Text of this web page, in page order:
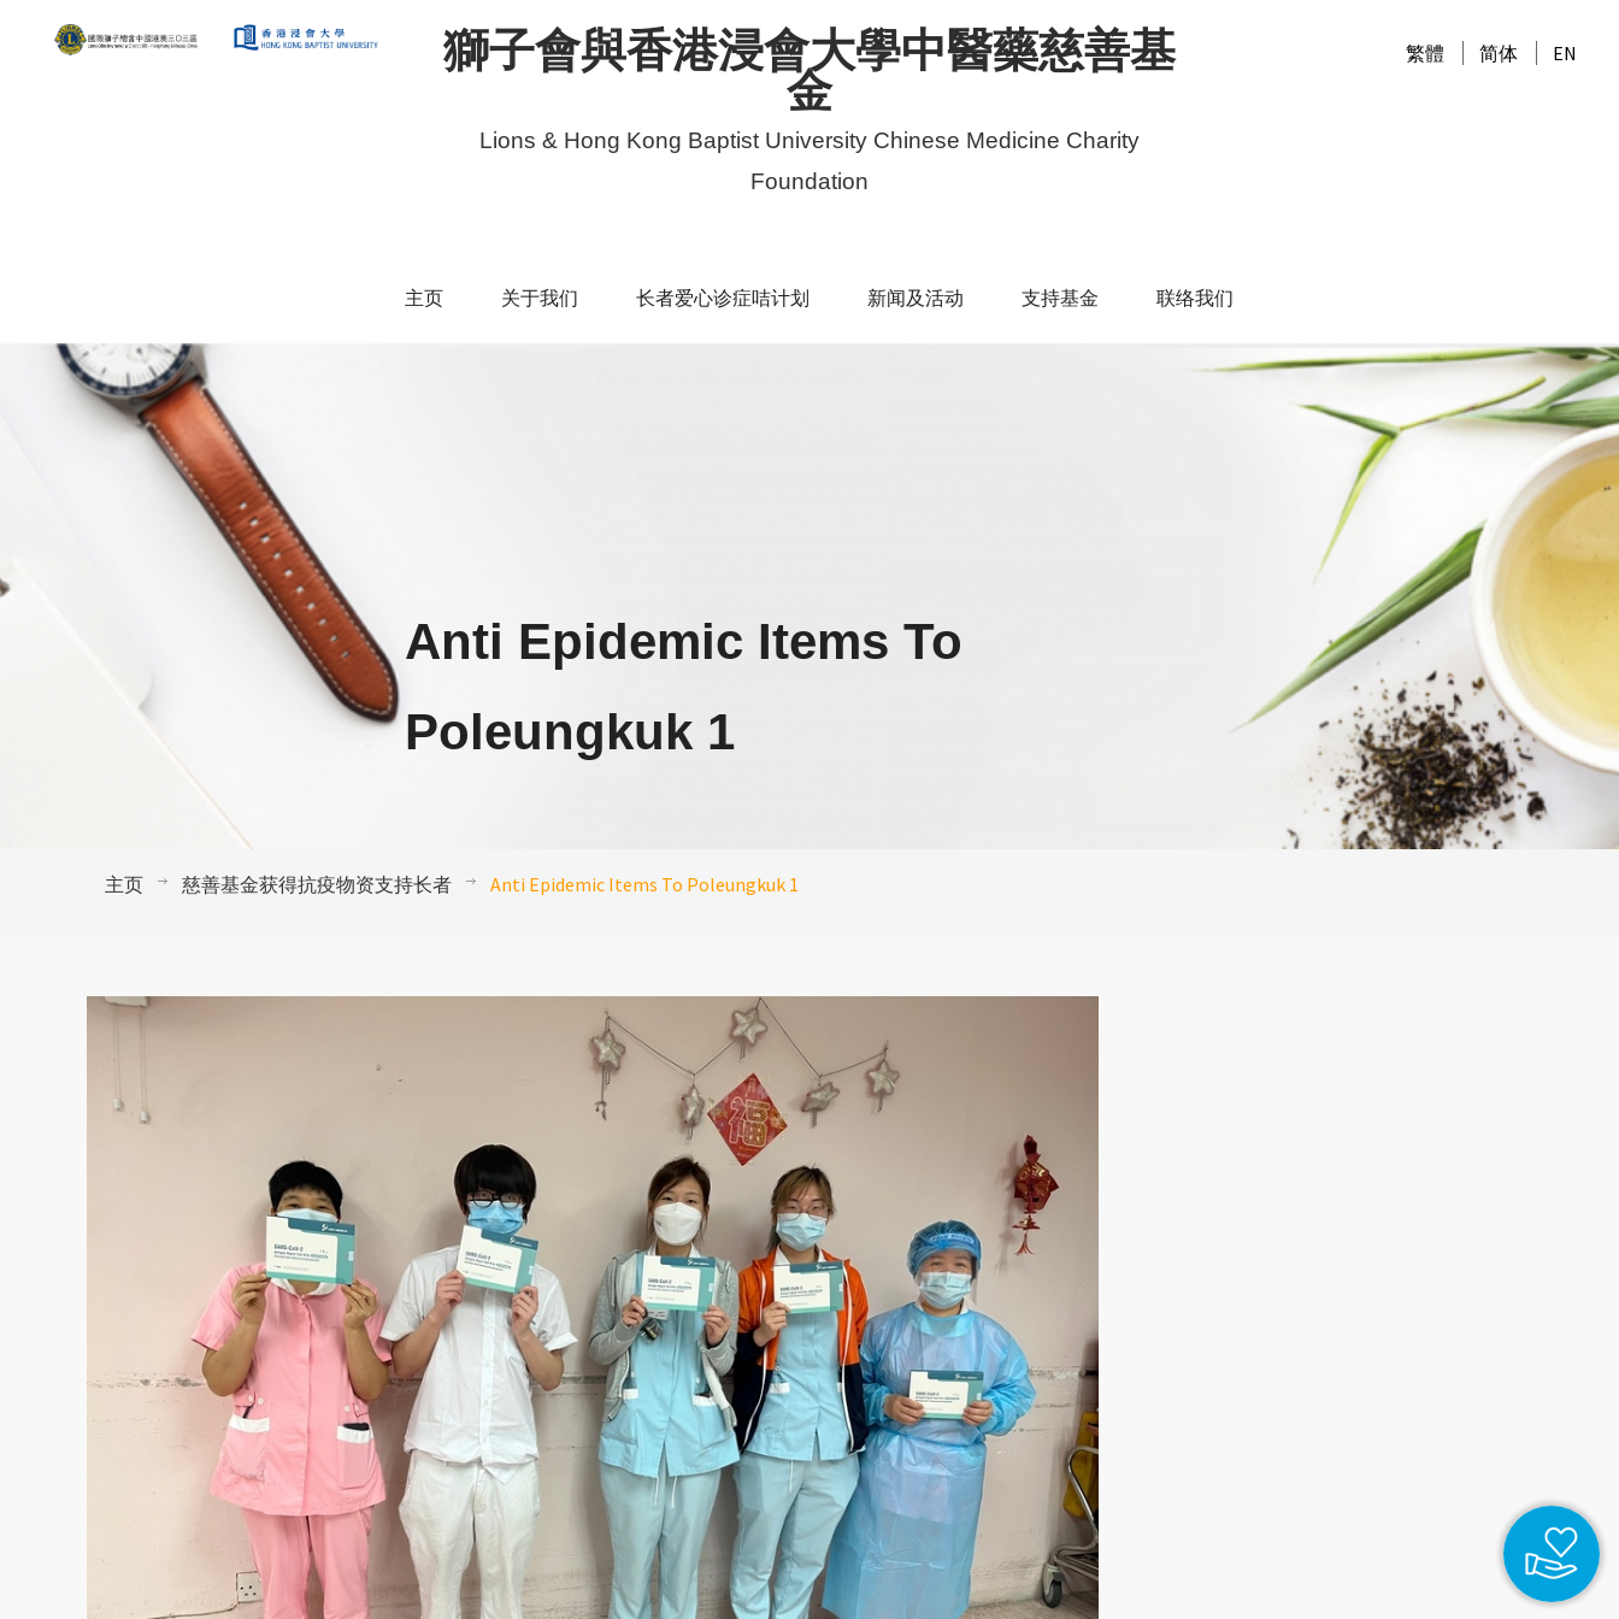
獅子會與香港浸會大學中醫藥慈善基
金
Lions & Hong Kong Baptist University Chinese Medicine Charity
Foundation
繁體 简体 EN
主页 关于我们 长者爱心诊症咭计划 新闻及活动 支持基金 联络我们
Anti Epidemic Items To
Poleungkuk 1
主页 慈善基金获得抗疫物资支持长者 Anti Epidemic Items To Poleungkuk 1